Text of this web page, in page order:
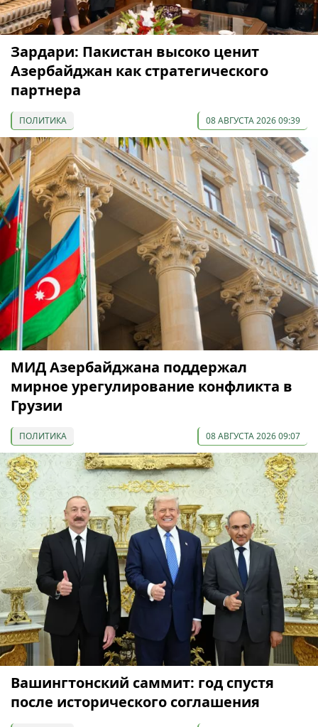
Зардари: Пакистан высоко ценит
Азербайджан как стратегического
партнера
ПОЛИТИКА 08 АВГУСТА 2026 09:39
МИД Азербайджана поддержал
мирное урегулирование конфликта в
Грузии
ПОЛИТИКА 08 АВГУСТА 2026 09:07
Вашингтонский саммит: год спустя
после исторического соглашения